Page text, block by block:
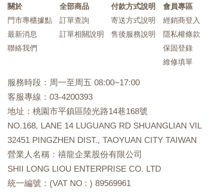
關於
門市專櫃據點
最新消息
聯絡我們
全部商品
訂單查詢
訂單相關說明
付款方式說明
寄送方式說明
售後服務說明
會員專區
經銷商登入
隱私權條款
保固登錄
維修填單
服務時段：周一至周五 08:00~17:00
客服專線：03-4200393
地址：桃園市平鎮區陸光路14巷168號
NO.168, LANE 14 LUGUANG RD SHUANGLIAN VIL
32451 PINGZHEN DIST., TAOYUAN CITY TAIWAN
營業人名稱：禧龍企業股份有限公司
SHII LONG LIOU ENTERPRISE CO. LTD
統一編號：(VAT NO : ) 89569961